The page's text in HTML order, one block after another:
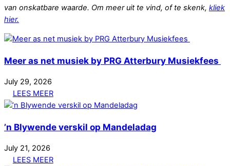
van onskatbare waarde. Om meer uit te vind, of te skenk, kliek
hier.
Meer as net musiek by PRG Atterbury Musiekfees
July 29, 2026
LEES MEER
’n Blywende verskil op Mandeladag
July 21, 2026
LEES MEER